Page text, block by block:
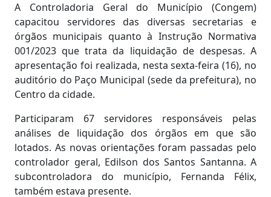
A Controladoria Geral do Município (Congem)
capacitou servidores das diversas secretarias e
órgãos municipais quanto à Instrução Normativa
001/2023 que trata da liquidação de despesas. A
apresentação foi realizada, nesta sexta-feira (16), no
auditório do Paço Municipal (sede da prefeitura), no
Centro da cidade.
Participaram 67 servidores responsáveis pelas
análises de liquidação dos órgãos em que são
lotados. As novas orientações foram passadas pelo
controlador geral, Edilson dos Santos Santanna. A
subcontroladora do município, Fernanda Félix,
também estava presente.